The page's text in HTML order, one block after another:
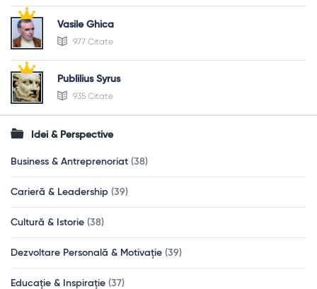
Vasile Ghica
977 Citate
Publilius Syrus
935 Citate
Idei & Perspective
Business & Antreprenoriat (38)
Carieră & Leadership (39)
Cultură & Istorie (38)
Dezvoltare Personală & Motivație (39)
Educație & Inspirație (37)